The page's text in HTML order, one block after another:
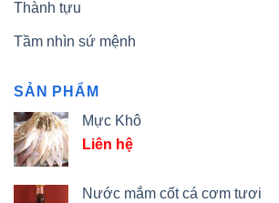
Thành tựu
Tầm nhìn sứ mệnh
SẢN PHẨM
Mực Khô
Liên hệ
Nước mắm cốt cá cơm tươi